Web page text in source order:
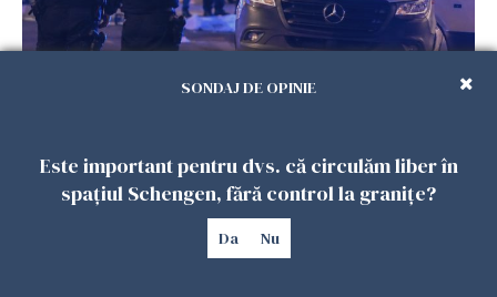
Teroare la Berlin, în timpul Gay Pride: o dubiță
SONDAJ DE OPINIE
Este important pentru dvs. că circulăm liber în
spațiul Schengen, fără control la granițe?
Da Nu